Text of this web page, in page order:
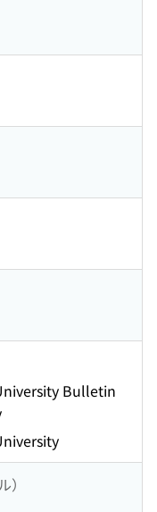
Bulletin